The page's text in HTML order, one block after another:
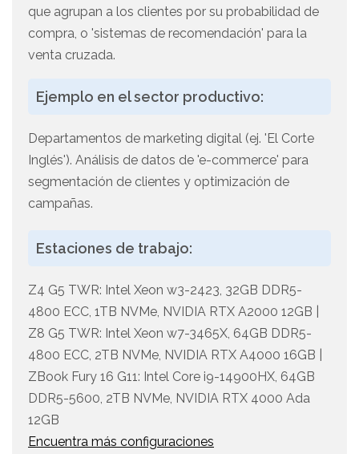
que agrupan a los clientes por su probabilidad de
compra, o 'sistemas de recomendación' para la
venta cruzada.
Ejemplo en el sector productivo:
Departamentos de marketing digital (ej. 'El Corte
Inglés'). Análisis de datos de 'e-commerce' para
segmentación de clientes y optimización de
campañas.
Estaciones de trabajo:
Z4 G5 TWR: Intel Xeon w3-2423, 32GB DDR5-
4800 ECC, 1TB NVMe, NVIDIA RTX A2000 12GB |
Z8 G5 TWR: Intel Xeon w7-3465X, 64GB DDR5-
4800 ECC, 2TB NVMe, NVIDIA RTX A4000 16GB |
ZBook Fury 16 G11: Intel Core i9-14900HX, 64GB
DDR5-5600, 2TB NVMe, NVIDIA RTX 4000 Ada
12GB
Encuentra más configuraciones